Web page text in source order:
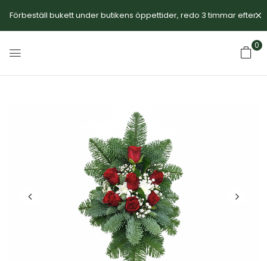
Förbeställ bukett under butikens öppettider, redo 3 timmar efter.
0